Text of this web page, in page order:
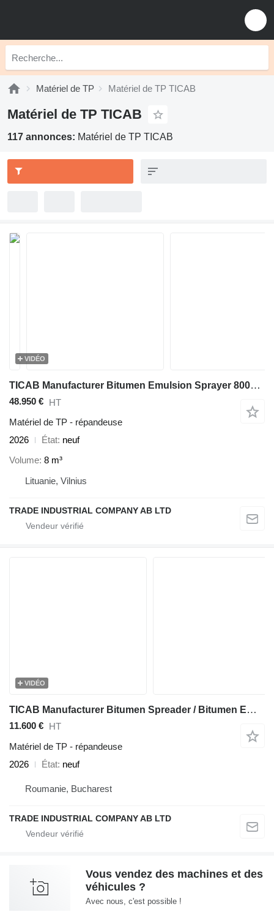
Matériel de TP Matériel de TP TICAB
Matériel de TP TICAB
117 annonces: Matériel de TP TICAB
VIDÉO
TICAB Manufacturer Bitumen Emulsion Sprayer 8000 L / Bitumen spreader
48.950 € HT
Matériel de TP - répandeuse
2026
État neuf
Volume 8 m³
Lituanie, Vilnius
TRADE INDUSTRIAL COMPANY AB LTD
VIDÉO
TICAB Manufacturer Bitumen Spreader / Bitumen Emulsion Sprayer 2000 L
11.600 € HT
Matériel de TP - répandeuse
2026
État neuf
Roumanie, Bucharest
TRADE INDUSTRIAL COMPANY AB LTD
Vous vendez des machines et des
véhicules ?
Avec nous, c'est possible !